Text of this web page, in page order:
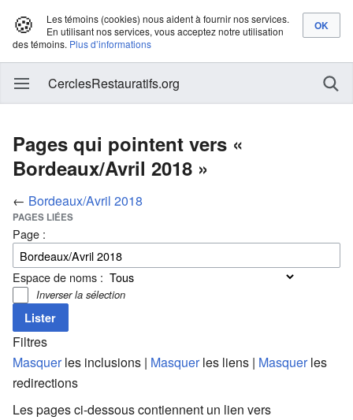
🍪
Les témoins (cookies) nous aident à fournir nos services.
En utilisant nos services, vous acceptez notre utilisation
des témoins. Plus d’informations
CerclesRestauratifs.org
Pages qui pointent vers «
Bordeaux/Avril 2018 »
← Bordeaux/Avril 2018
PAGES LIÉES
Page :
Espace de noms :
Inverser la sélection
Filtres
Masquerles inclusions | Masquerles liens | Masquerles
redirections
Les pages ci-dessous contiennent un lien vers